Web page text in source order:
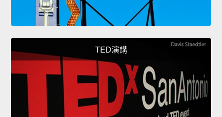
TED演講